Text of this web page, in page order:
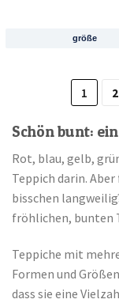
größe
1 2
Schön bunt:
Rot, blau, gelb,
Teppich darin.
bisschen
fröhlichen, bunten
Teppiche mit
Formen und
dass sie eine